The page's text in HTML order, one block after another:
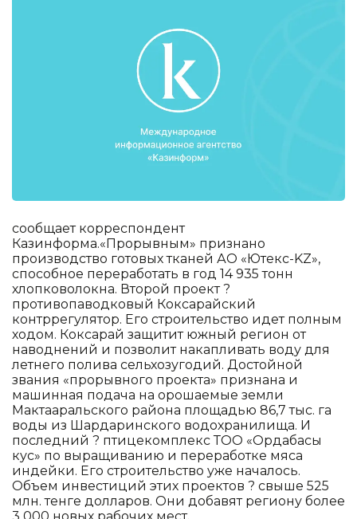
сообщает корреспондент
Казинформа.«Прорывным» признано
производство готовых тканей АО «Ютекс-KZ»,
способное переработать в год 14 935 тонн
хлопковолокна. Второй проект ?
противопаводковый Коксарайский
контррегулятор. Его строительство идет полным
ходом. Коксарай защитит южный регион от
наводнений и позволит накапливать воду для
летнего полива сельхозугодий. Достойной
звания «прорывного проекта» признана и
машинная подача на орошаемые земли
Мактааральского района площадью 86,7 тыс. га
воды из Шардаринского водохранилища. И
последний ? птицекомплекс ТОО «Ордабасы
кус» по выращиванию и переработке мяса
индейки. Его строительство уже началось.
Объем инвестиций этих проектов ? свыше 525
млн. тенге долларов. Они добавят региону более
3 000 новых рабочих мест.